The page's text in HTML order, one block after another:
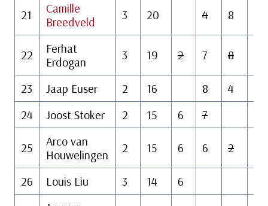
21
Camille
Breedveld
3 20 4 8
22
Ferhat
Erdogan
3 19 2 7 8
23 Jaap Euser 2 16 8
4
24
Joost Stoker 2 15 6 7
25
Arco van
Houwelingen
2 15 6 6 2
26 Louis Liu 3 14 6